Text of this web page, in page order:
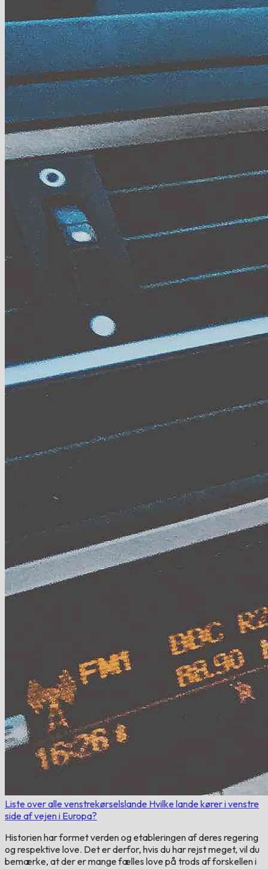
Liste over alle venstrekørselslande Hvilke lande kører i venstre
side af vejen i Europa?
Historien har formet verden og etableringen af ​​deres regering
og respektive love. Det er derfor, hvis du har rejst meget, vil du
bemærke, at der er mange fælles love på trods af forskellen i